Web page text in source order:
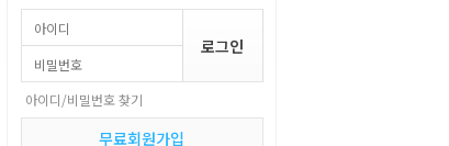
아이디/비밀번호 찾기
무료회원가입